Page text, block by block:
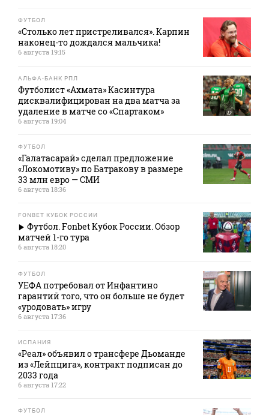
ФУТБОЛ
«Столько лет пристреливался». Карпин
наконец-то дождался мальчика!
6 августа 19:15
АЛЬФА-БАНК РПЛ
Футболист «Ахмата» Касинтура
дисквалифицирован на два матча за
удаление в матче со «Спартаком»
6 августа 19:04
ФУТБОЛ
«Галатасарай» сделал предложение
«Локомотиву» по Батракову в размере
33 млн евро — СМИ
6 августа 18:36
FONBET КУБОК РОССИИ
Футбол. Fonbet Кубок России. Обзор
матчей 1-го тура
6 августа 18:20
ФУТБОЛ
УЕФА потребовал от Инфантино
гарантий того, что он больше не будет
«уродовать» игру
6 августа 17:36
ИСПАНИЯ
«Реал» объявил о трансфере Дьоманде
из «Лейпцига», контракт подписан до
2033 года
6 августа 17:22
ФУТБОЛ